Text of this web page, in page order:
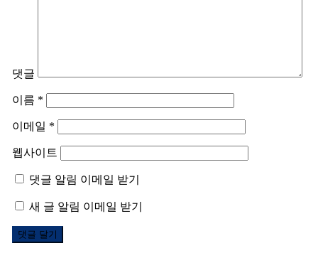
댓글
이름 *
이메일 *
웹사이트
댓글 알림 이메일 받기
새 글 알림 이메일 받기